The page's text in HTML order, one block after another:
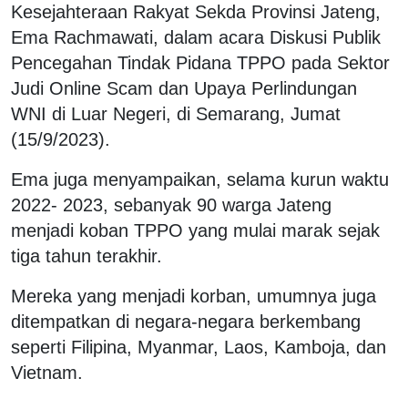
Kesejahteraan Rakyat Sekda Provinsi Jateng,
Ema Rachmawati, dalam acara Diskusi Publik
Pencegahan Tindak Pidana TPPO pada Sektor
Judi Online Scam dan Upaya Perlindungan
WNI di Luar Negeri, di Semarang, Jumat
(15/9/2023).
Ema juga menyampaikan, selama kurun waktu
2022- 2023, sebanyak 90 warga Jateng
menjadi koban TPPO yang mulai marak sejak
tiga tahun terakhir.
Mereka yang menjadi korban, umumnya juga
ditempatkan di negara-negara berkembang
seperti Filipina, Myanmar, Laos, Kamboja, dan
Vietnam.